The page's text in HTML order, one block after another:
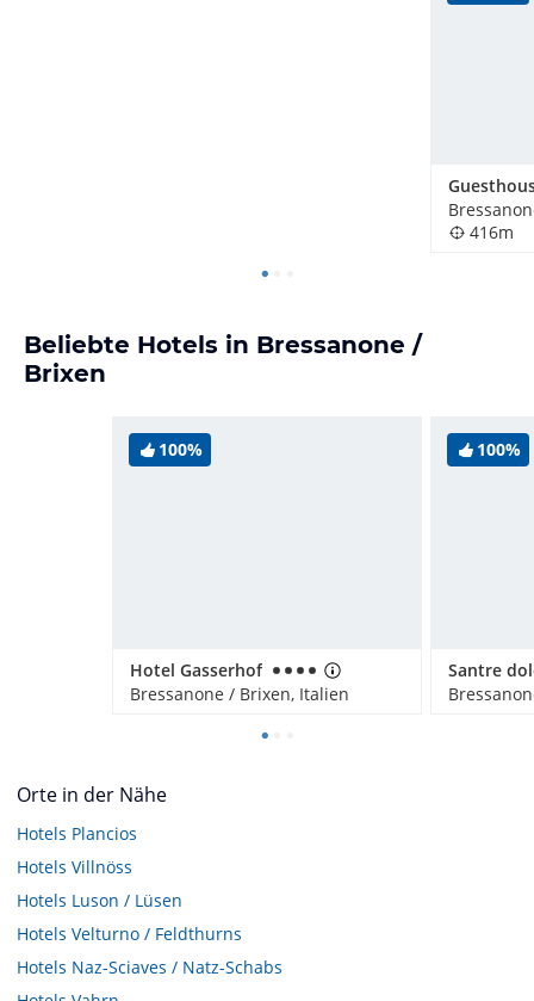
416m
Beliebte Hotels in Bressanone /
Brixen
100%
Hotel Gasserhof
Bressanone / Brixen, Italien
100%
Orte in der Nähe
Hotels Plancios
Hotels Villnöss
Hotels Luson / Lüsen
Hotels Velturno / Feldthurns
Hotels Naz-Sciaves / Natz-Schabs